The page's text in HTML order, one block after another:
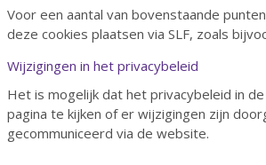
Voor een aantal van bovenstaande
deze cookies plaatsen via SLF, zoals
Wijzigingen in het privacybeleid
Het is mogelijk dat het privacybeleid in
pagina te kijken of er wijzigingen zijn
gecommuniceerd via de website.